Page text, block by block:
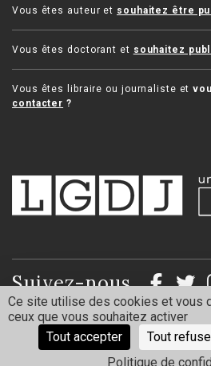
Vous êtes auteur et souhaitez être
Vous êtes doctorant et souhaitez
Vous êtes libraire ou journaliste et
contacter ?
Suivez-nous
Mentions légales Politique de
Ce site utilise des cookies et vous
ceux que vous souhaitez activer
Tout accepter
Tout
Politique de